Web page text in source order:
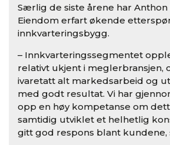
Særlig de siste årene har Anthon
Eiendom erfart økende
innkvarteringsbygg.
– Innkvarteringssegmentet
relativt ukjent i meglerbransjen,
ivaretatt alt markedsarbeid og
med godt resultat. Vi har
opp en høy kompetanse om
samtidig utviklet et helhetlig
gitt god respons blant kundene,